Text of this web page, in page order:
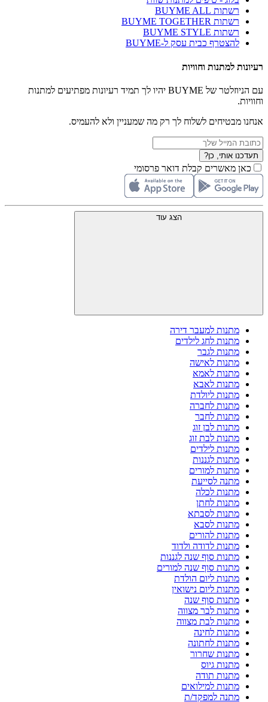
רשתות BUYME ALL
רשתות BUYME TOGETHER
רשתות BUYME STYLE
להצטרף כבית עסק ל-BUYME
רעיונות למתנות וחוויות
עם הניוזלטר של BUYME יהיו לך תמיד רעיונות מפתיעים למתנות
וחוויות.
אנחנו מבטיחים לשלוח לך רק מה שמעניין ולא להעמיס.
תעדכנו אותי, כן?
כאן מאשרים קבלת דואר פרסומי
הצג עוד
מתנות למעבר דירה
מתנות לחג לילדים
מתנות לגבר
מתנות לאישה
מתנות לאמא
מתנות לאבא
מתנות ליולדת
מתנות לחברה
מתנות לחבר
מתנות לבן זוג
מתנות לבת זוג
מתנות לילדים
מתנות לגננות
מתנות למורים
מתנה לסייעת
מתנות לכלה
מתנות לחתן
מתנות לסבתא
מתנות לסבא
מתנות להורים
מתנות לדודה ולדוד
מתנות סוף שנה לגננות
מתנות סוף שנה למורים
מתנות ליום הולדת
מתנות ליום נישואין
מתנות סוף שנה
מתנות לבר מצווה
מתנות לבת מצווה
מתנות לחינה
מתנות לחתונה
מתנות שחרור
מתנות גיוס
מתנות תודה
מתנות למילואים
מתנה למפקד/ת